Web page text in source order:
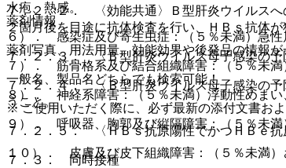
水疱、熱感。
６）． 感染症及び寄生虫症：（５％未満）急
７）． 筋骨格系及び結合組織障害：（５％未満
８）． 神経系障害：（５％未満）浮動性めまい
９）． 呼吸器、胸郭及び縦隔障害：（５％未満
１０）． 皮膚及び皮下組織障害：（５％未満）
７．２．２． 〈効能共通〉Ｂ型肝炎ウイルスへ
２箇月後を目途に抗体検査を行い、ＨＢｓ抗体
７．２．３． 〈Ｂ型肝炎ウイルス母子感染の予
７．２．４． 〈Ｂ型肝炎ウイルス母子感染の
うこと。
７．２．５． 〈ＨＢｓ抗原陽性でかつＨＢｅ抗
７．３． 同時接種
薬剤情報
薬剤写真、用法用量、効能効果や後発品の情報
一般名、製品名どちらでも検索可能！
※ ご使用いただく際に、必ず最新の添付文書お